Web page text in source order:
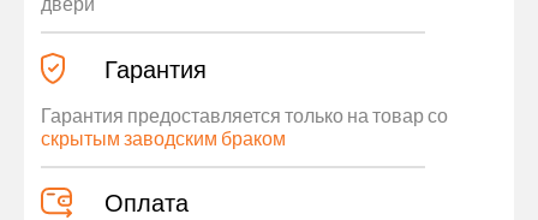
Гарантия
Гарантия предоставляется только на товар со
скрытым заводским браком
Оплата